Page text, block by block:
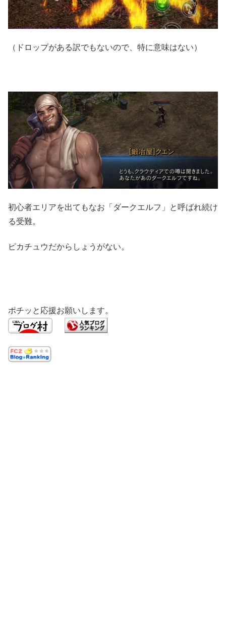
（ドロップがある訳でもないので、特に意味はない）
初心者エリアを出てもなお「ダークエルフ」と呼ばれ続け
る受難。
ピカチュウだからしょうがない。
ポチッと応援お願いします。